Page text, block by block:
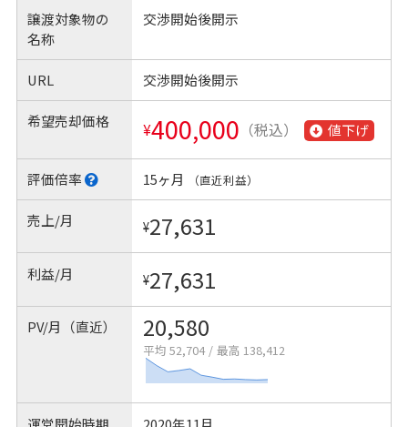
譲渡対象物の
名称
交渉開始後開示
URL 交渉開始後開示
希望売却価格 ¥400,000 （税込） 値下げ
評価倍率 15ヶ月 （直近利益）
売上/月 ¥27,631
利益/月 ¥27,631
PV/月（直近） 20,580
平均 52,704 / 最高 138,412